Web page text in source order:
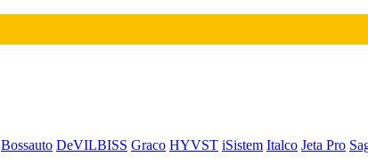
Bossauto DeVILBISS Graco HYVST iSistem Italco Jeta Pro